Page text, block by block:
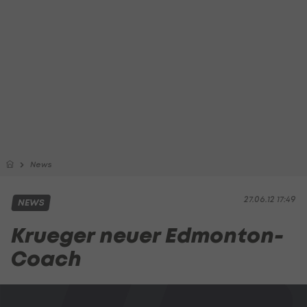
News
27.06.12 17:49
NEWS
Krueger neuer Edmonton-
Coach